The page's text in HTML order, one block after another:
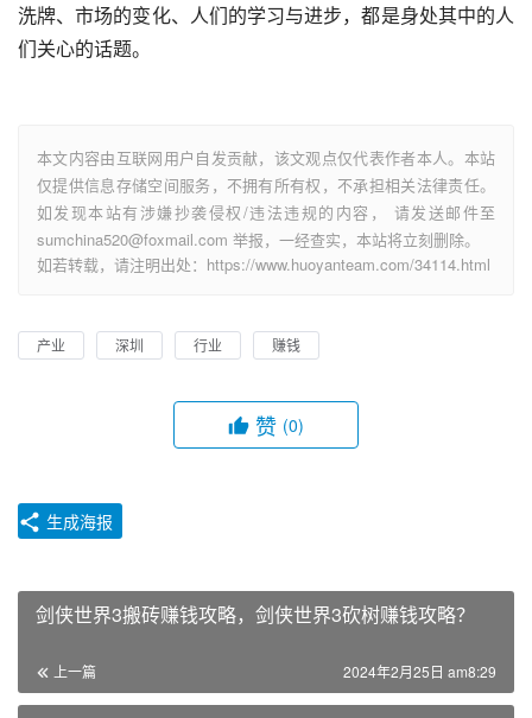
洗牌、市场的变化、人们的学习与进步，都是身处其中的人
们关心的话题。
本文内容由互联网用户自发贡献，该文观点仅代表作者本人。本站
仅提供信息存储空间服务，不拥有所有权，不承担相关法律责任。
如发现本站有涉嫌抄袭侵权/违法违规的内容， 请发送邮件至
sumchina520@foxmail.com 举报，一经查实，本站将立刻删除。
如若转载，请注明出处：https://www.huoyanteam.com/34114.html
产业 深圳 行业 赚钱
赞 (0)
生成海报
剑侠世界3搬砖赚钱攻略，剑侠世界3砍树赚钱攻略？
上一篇 2024年2月25日 am8:29